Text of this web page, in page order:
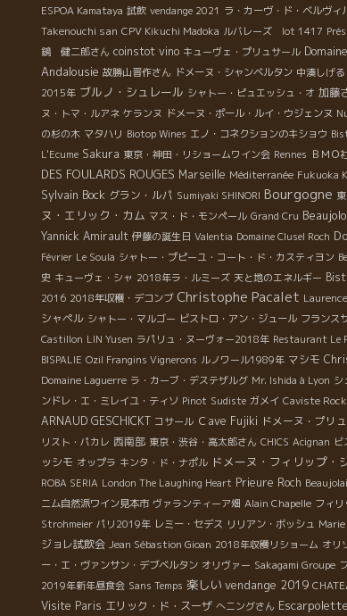
ESPOA Kamataya 試飲 vendange 2021 ラ・カーヴ・ド・ベルヴィ
Takenouchi san CPV Kikuchi Madoka ルバレーズ lot 1417
鏡 健二郎さん coinstot vino キューヴェ・プリュサール
Andalousie 故勝山晋作さん ドメーヌ・シャンベルタン 中湊しげ
2015年 ブルノ・シュレール シャトー・ピュエッシュ・オ 加藤
ヌ・トマ・ルアネ ケランヌ ドメーヌ・ポール・ルイ・ウジェンヌ
の杉の木 マタハリ Biotop Wines エノ・コネクションのキショウ
L'Ecume Sakura 東京・神田・リショームワイン会 Rennes ＢＭＯ
DES FOULARDS ROUGES Marseille Méditerranée Fukuoka
Sylvain Bock グラン・ルパ Sumiyaki SHINORI Bourgogne
ヌ・エリック・カム マス・ド・モンペール Grand Cru
Yannick Amirault 伊藤の誕生日 Valentia Domaine Clusel Roch
Février Le Soula シャトー・プピーユ・コート・ド・カスティヨン
史 キューヴェ・シャ 2018年ラ・ルミーズ 天と地のエネルギー
2016 2018年収穫・デコンブ Christophe Pacalet
シャペル シャトー・マルゴー ビストロ・アン・ジュール フランス
Castillon LIN Yusen ラパリュ・ヌーヴォー2018年 Restaurant Le
BISPALIE Ozil Frangins Vignerons ルノワール1989年 マシモ
Domaine Laguerre ラ・カーブ・デステザルグ Mr. Ishida à Lyon シ
ンドレ・エ・ミレイユ・ティソ Pinot Sudiste ガメイ Caviste
ARNAUD GESCHICKT コサール Ｃave Fujiki ドメーヌ・プリ
リスト・パカレ 西南部 東京・渋谷・高太郎さん CHICS Acignan
ッシモ オップラ キンタ・ド・ナポル ドメーヌ・フィリップ・
ROBA SERIA London The Laughing Heart Prieure Roch
ニム自然派ワイン見本市 ヴァランティーア畑 Alain Chapelle フィ
Strohmeier パリ2019年 レミー・セデス リリアン・ボッシュ
ジョレ試飲会 Jean Sébastion Gioan 2018年収穫リショーム オリ
ー・エ・ヴァンサン・デブベルタン オリヴァー Sakagami Groupe
2019年新年昼食会 Sans Temps 楽しい vendange 2019
Visite Paris エリック・ド・スーザ へニングさん Escarpolette